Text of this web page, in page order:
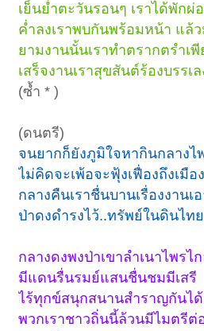
เย็นย่ำตะวันรอนๆ เราได้พักผ่
ค่ำลงเราพบกันพร้อมหน้า แล้
ยามงานนั้นเราทำตรากตรำเ
เสร็จงานเราสุขสันต์ร้องบรรเ
(ซ้ำ * )
(ดนตรี)
จนยากก็ยังภูมิใจหากินกลางไ
ไม่คิดจะเพ้อจะฟุ้งเฟื่องถึงเมื
กลางคืนเราชื่นบานเรื่องงานเ
ป่าดงดำรงไว้..ทรัพย์ในดินไท
กลางดงพงป่าเขาลำเนาไพรไ
มีแดนรื่นรมย์แสนชื่นชมมีเสรี
ไร้ทุกข์สนุกสนานสำราญกันไ
พวกเราชาวถิ่นนี้ล้วนมีไมตรีต่